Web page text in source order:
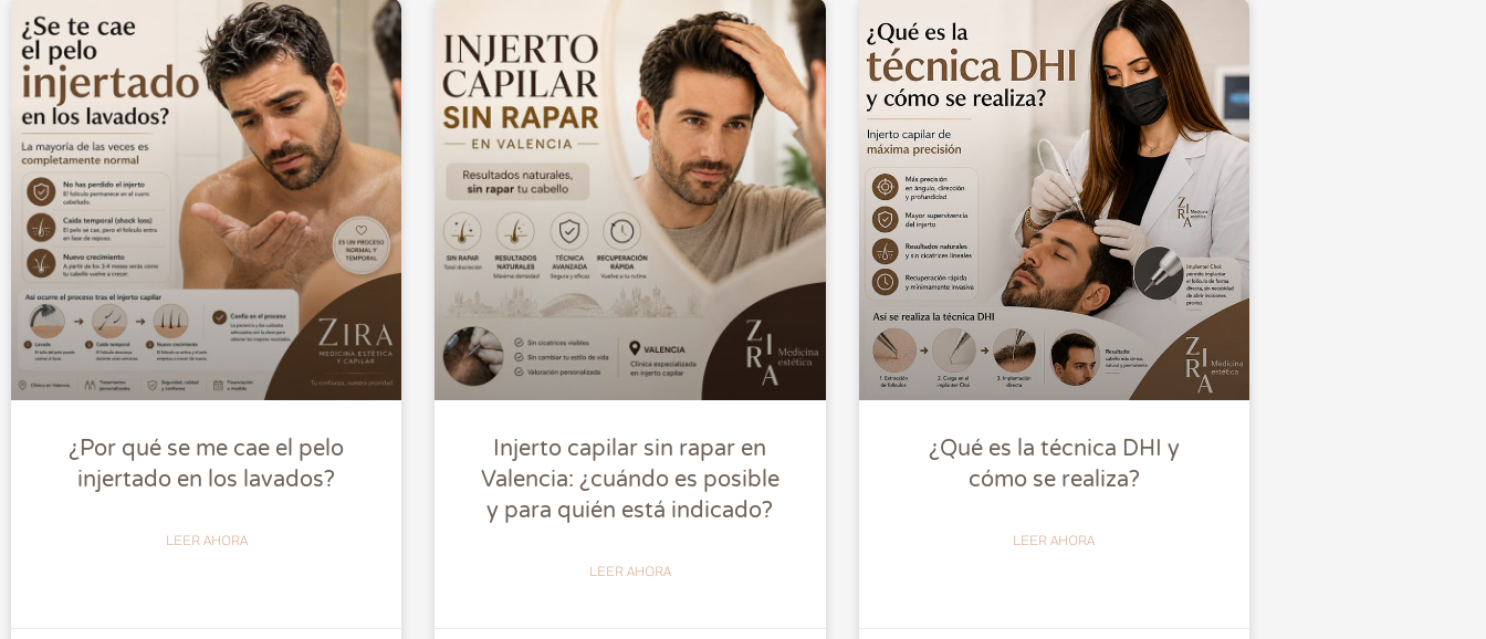
¿Por qué se me cae el pelo
injertado en los lavados?
LEER AHORA
Injerto capilar sin rapar en
Valencia: ¿cuándo es posible
y para quién está indicado?
LEER AHORA
¿Qué es la técnica DHI y
cómo se realiza?
LEER AHORA